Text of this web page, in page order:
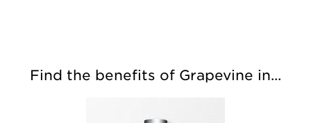
Find the benefits of Grapevine in...